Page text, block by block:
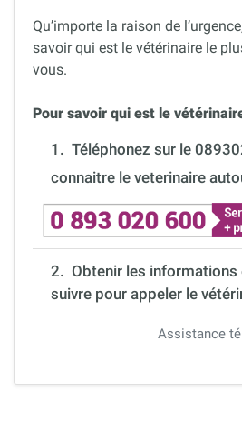
Qu’importe la raison de
savoir qui est le vétérinaire le
vous.
Pour savoir qui est le
1. Téléphonez sur le
connaitre le veterinaire
2. Obtenir les informations
suivre pour appeler le
Assistance